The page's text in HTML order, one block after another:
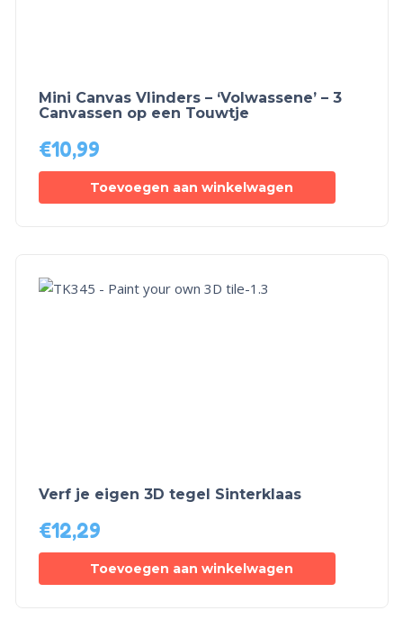
Mini Canvas Vlinders – ‘Volwassene’ – 3
Canvassen op een Touwtje
€10,99
Toevoegen aan winkelwagen
Verf je eigen 3D tegel Sinterklaas
€12,29
Toevoegen aan winkelwagen